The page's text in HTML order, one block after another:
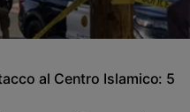
al Centro Islamico: 5